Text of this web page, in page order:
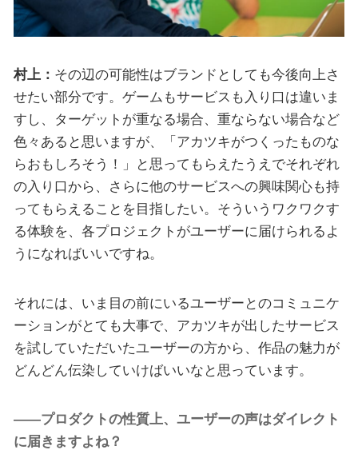
村上： その辺の可能性はブランドとしても今後向上さ
せたい部分です。ゲームもサービスも入り口は違いま
すし、ターゲットが重なる場合、重ならない場合など
色々あると思いますが、「アカツキがつくったものな
らおもしろそう！」と思ってもらえたうえでそれぞれ
の入り口から、さらに他のサービスへの興味関心も持
ってもらえることを目指したい。そういうワクワクす
る体験を、各プロジェクトがユーザーに届けられるよ
うになればいいですね。
それには、いま目の前にいるユーザーとのコミュニケ
ーションがとても大事で、アカツキが出したサービス
を試していただいたユーザーの方から、作品の魅力が
どんどん伝染していけばいいなと思っています。
――プロダクトの性質上、ユーザーの声はダイレクト
に届きますよね？